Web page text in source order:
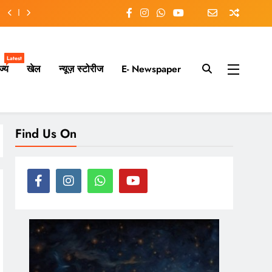
Latest
खेल न्यूज़ स्टोरीज E- Newspaper
Find Us On